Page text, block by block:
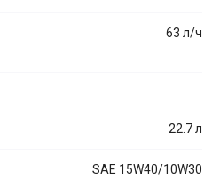
63 л/ч
22.7 л
SAE 15W40/10W30